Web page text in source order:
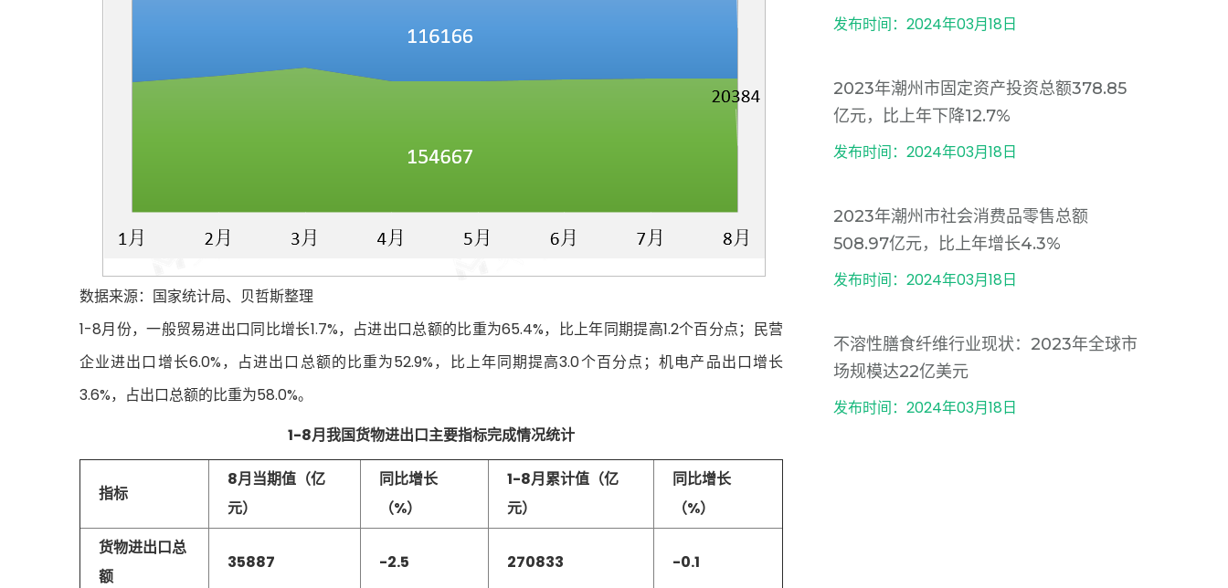
数据来源：国家统计局、贝哲斯整理
1-8月份，一般贸易进出口同比增长1.7%，占进出口总额的比重为65.4%，比上年同期提高1.2个百分点；民营
企业进出口增长6.0%，占进出口总额的比重为52.9%，比上年同期提高3.0个百分点；机电产品出口增长
3.6%，占出口总额的比重为58.0%。
1-8月我国货物进出口主要指标完成情况统计
指标
8月当期值（亿
元）
同比增长
（%）
1-8月累计值（亿
元）
同比增长
（%）
货物进出口总
额
35887 -2.5 270833 -0.1
发布时间：2024年03月18日
2023年潮州市固定资产投资总额378.85
亿元，比上年下降12.7%
发布时间：2024年03月18日
2023年潮州市社会消费品零售总额
508.97亿元，比上年增长4.3%
发布时间：2024年03月18日
不溶性膳食纤维行业现状：2023年全球市
场规模达22亿美元
发布时间：2024年03月18日